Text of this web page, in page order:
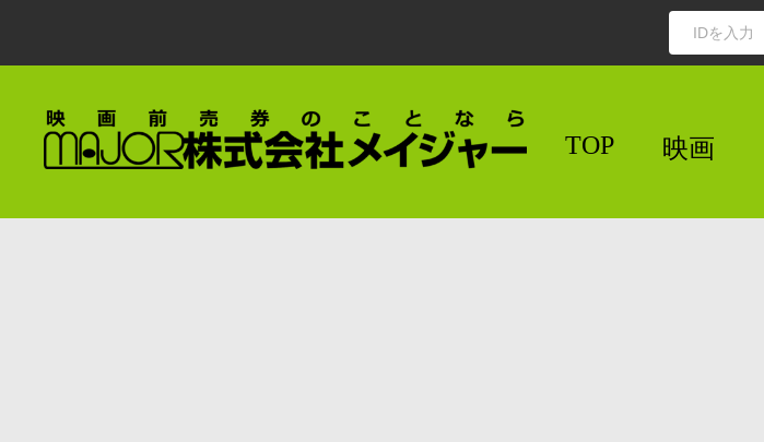
TOP 映画